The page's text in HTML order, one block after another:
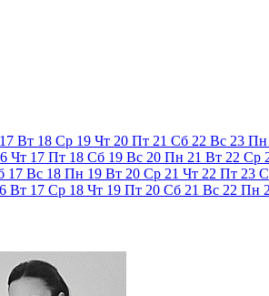
17 Вт 18 Ср 19 Чт 20 Пт 21 Сб 22 Вс 23 Пн
Чт 17 Пт 18 Сб 19 Вс 20 Пн 21 Вт 22 Ср
17 Вс 18 Пн 19 Вт 20 Ср 21 Чт 22 Пт 23
Вт 17 Ср 18 Чт 19 Пт 20 Сб 21 Вс 22 Пн